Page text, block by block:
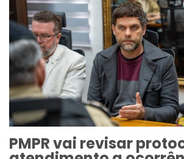
PMPR vai revisar